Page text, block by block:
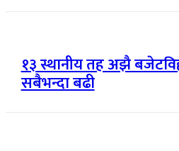
१३ स्थानीय तह अझै
सबैभन्दा बढी